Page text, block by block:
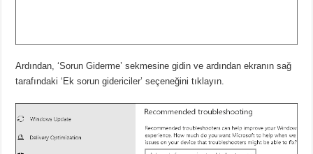
Ardından, ‘Sorun Giderme’ sekmesine gidin ve ardından ekranın sağ
tarafındaki ‘Ek sorun gidericiler’ seçeneğini tıklayın.